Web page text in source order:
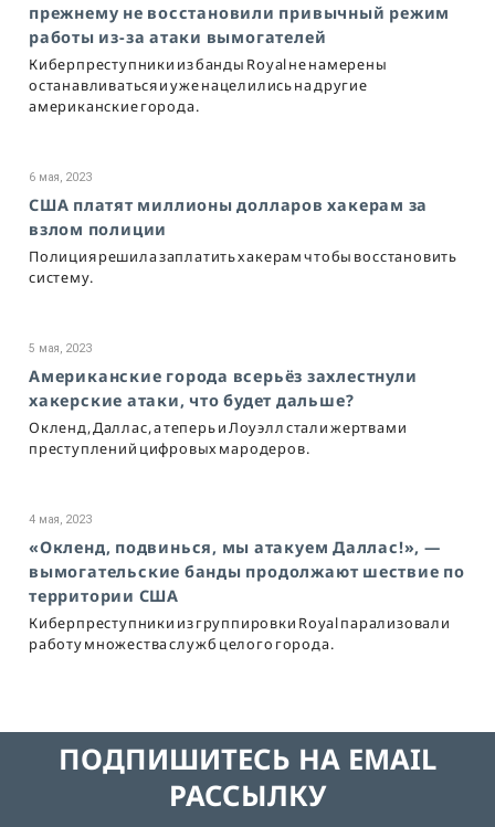
прежнему не восстановили привычный режим
работы из-за атаки вымогателей
Киберпреступники из банды Royal не намерены
останавливаться и уже нацелились на другие
американские города.
6 мая, 2023
США платят миллионы долларов хакерам за
взлом полиции
Полиция решила заплатить хакерам чтобы восстановить
систему.
5 мая, 2023
Американские города всерьёз захлестнули
хакерские атаки, что будет дальше?
Окленд, Даллас, а теперь и Лоуэлл стали жертвами
преступлений цифровых мародеров.
4 мая, 2023
«Окленд, подвинься, мы атакуем Даллас!», —
вымогательские банды продолжают шествие по
территории США
Киберпреступники из группировки Royal парализовали
работу множества служб целого города.
ПОДПИШИТЕСЬ НА EMAIL
РАССЫЛКУ